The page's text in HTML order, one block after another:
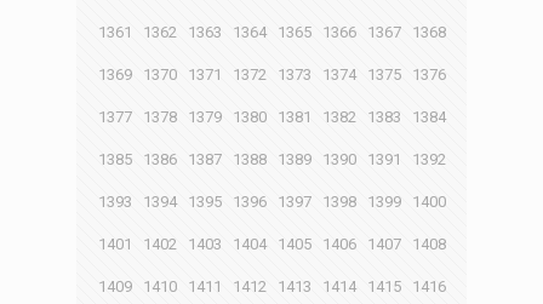
1361 1362 1363 1364 1365 1366 1367 1368
1369 1370 1371 1372 1373 1374 1375 1376
1377 1378 1379 1380 1381 1382 1383 1384
1385 1386 1387 1388 1389 1390 1391 1392
1393 1394 1395 1396 1397 1398 1399 1400
1401 1402 1403 1404 1405 1406 1407 1408
1409 1410 1411 1412 1413 1414 1415 1416